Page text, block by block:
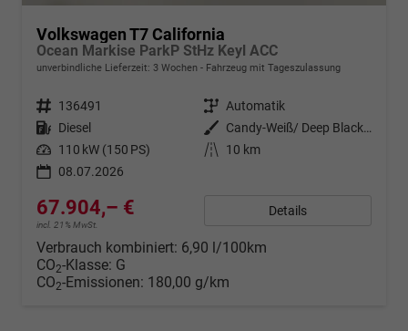
Volkswagen T7 California
Ocean Markise ParkP StHz Keyl ACC
unverbindliche Lieferzeit: 3 Wochen Fahrzeug mit Tageszulassung
Fahrzeugnr. 136491 Getriebe Automatik
Kraftstoff Diesel Außenfarbe
Candy-Weiß/ Deep Black Perleffek
Leistung 110 kW (150 PS) Kilometerstand
10 km
08.07.2026
67.904,– €
incl. 21% MwSt.
Details
Verbrauch kombiniert: 6,90 l/100km
CO2-Klasse: G
CO2-Emissionen: 180,00 g/km